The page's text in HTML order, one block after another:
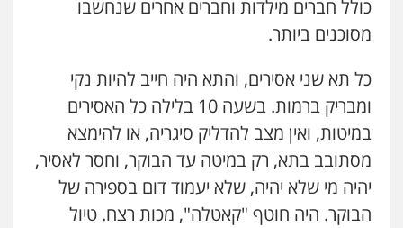
כולל חברים מילדות וחברים אחרים שנחשבו
מסוכנים ביותר.
כל תא שני אסירים, והתא היה חייב להיות נקי
ומבריק ברמות. בשעה 10 בלילה כל האסירים
במיטות, ואין מצב להדליק סיגריה, או להימצא
מסתובב בתא, רק במיטה עד הבוקר, וחסר לאסיר,
יהיה מי שלא יהיה, שלא יעמוד דום בספירה של
הבוקר. היה חוטף "קאטלה", מכות רצח. טיול